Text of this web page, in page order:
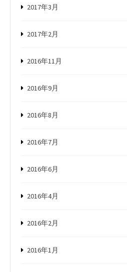
2017年3月
2017年2月
2016年11月
2016年9月
2016年8月
2016年7月
2016年6月
2016年4月
2016年2月
2016年1月